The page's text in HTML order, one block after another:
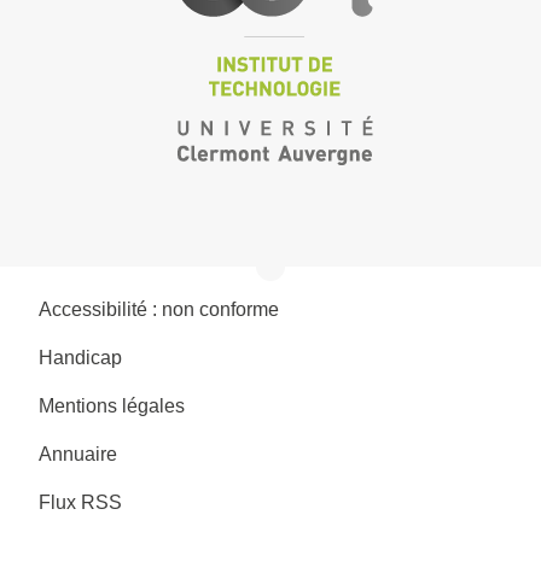
Accessibilité : non conforme
Handicap
Mentions légales
Annuaire
Flux RSS